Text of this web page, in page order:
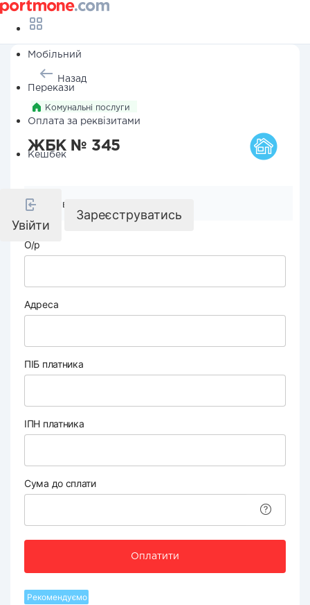
Мобільний
Перекази
Оплата за реквізитами
Кешбек
Увійти
Зареєструватись
Назад
Комунальні послуги
ЖБК № 345
Реквізити компанії
О/р
Адреса
ПІБ платника
ІПН платника
Сума до сплати
Оплатити
Рекомендуємо